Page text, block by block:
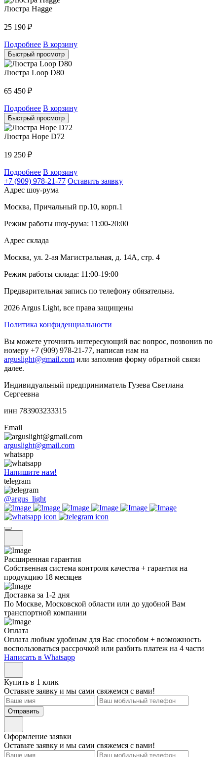
Люстра Hagge
25 190 ₽
Подробнее В корзину
Быстрый просмотр
Люстра Loop D80
65 450 ₽
Подробнее В корзину
Быстрый просмотр
Люстра Hope D72
19 250 ₽
Подробнее В корзину
+7 (909) 978-21-77 Оставить заявку
Адрес шоу-рума
Москва, Причальный пр.10, корп.1
Режим работы шоу-рума: 11:00-20:00
Адрес склада
Москва, ул. 2-ая Магистральная, д. 14А, стр. 4
Режим работы склада: 11:00-19:00
Предварительная запись по телефону обязательна.
2026 Argus Light, все права защищены
Политика конфиденциальности
Вы можете уточнить интересующий вас вопрос, позвонив по
номеру +7 (909) 978-21-77, написав нам на
arguslight@gmail.com или заполнив форму обратной связи
далее.
Индивидуальный предприниматель Гузева Светлана
Сергеевна
инн 783903233315
Email
arguslight@gmail.com
whatsapp
Напишите нам!
telegram
@argus_light
Расширенная гарантия
Собственная система контроля качества + гарантия на
продукцию 18 месяцев
Доставка за 1-2 дня
По Москве, Московской области или до удобной Вам
транспортной компании
Оплата
Оплата любым удобным для Вас способом + возможность
воспользоваться рассрочкой или разбить платеж на 4 части
Написать в Whatsapp
Купить в 1 клик
Оставьте заявку и мы сами свяжемся с вами!
Отправить
Оформление заявки
Оставьте заявку и мы сами свяжемся с вами!